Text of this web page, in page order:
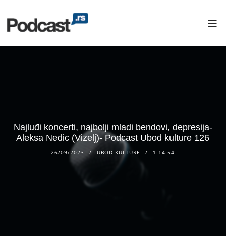
Najluđi koncerti, najbolji mladi bendovi, depresija-
Aleksa Nedic (Vizelj)- Podcast Ubod kulture 126
26/09/2023 UBOD KULTURE 1:14:54